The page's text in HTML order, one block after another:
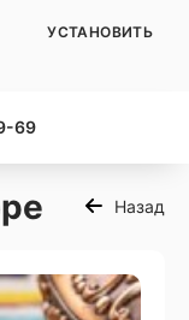
69
Назад
УСТАНОВИТЬ